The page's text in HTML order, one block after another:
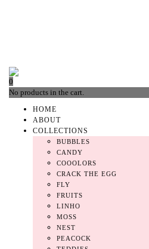
0
No products in the cart.
HOME
ABOUT
COLLECTIONS
BUBBLES
CANDY
COOOLORS
CRACK THE EGG
FLY
FRUITS
LINHO
MOSS
NEST
PEACOCK